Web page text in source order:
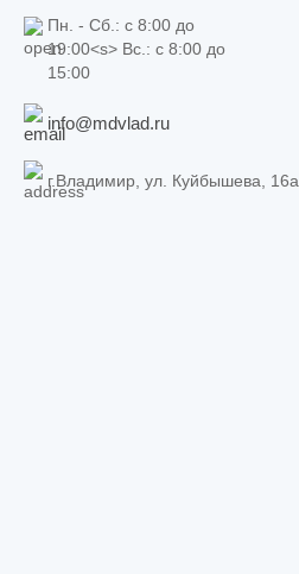
Пн. - Сб.: c 8:00 до
19:00<s> Вс.: c 8:00 до
15:00
info@mdvlad.ru
г.Владимир, ул. Куйбышева, 16а